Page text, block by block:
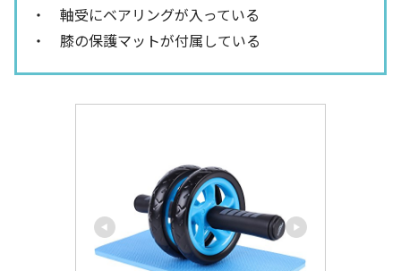
・ 軸受にベアリングが入っている
・ 膝の保護マットが付属している